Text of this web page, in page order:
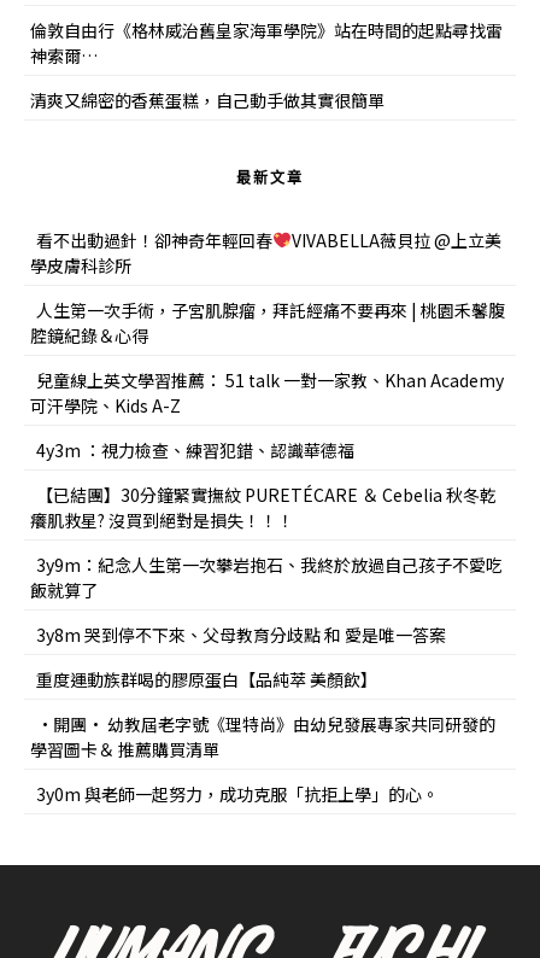
倫敦自由行《格林威治舊皇家海軍學院》站在時間的起點尋找雷
神索爾…
清爽又綿密的香蕉蛋糕，自己動手做其實很簡單
最新文章
看不出動過針！卻神奇年輕回春
VIVABELLA薇貝拉 @上立美
學皮膚科診所
人生第一次手術，子宮肌腺瘤，拜託經痛不要再來 | 桃園禾馨腹
腔鏡紀錄＆心得
兒童線上英文學習推薦： 51 talk 一對一家教、Khan Academy
可汗學院、Kids A-Z
4y3m ：視力檢查、練習犯錯、認識華德福
【已結團】30分鐘緊實撫紋 PURETÉCARE ＆ Cebelia 秋冬乾
癢肌救星? 沒買到絕對是損失！！！
3y9m：紀念人生第一次攀岩抱石、我終於放過自己孩子不愛吃
飯就算了
3y8m 哭到停不下來、父母教育分歧點 和 愛是唯一答案
重度運動族群喝的膠原蛋白【品純萃 美顏飲】
•開團• 幼教屆老字號《理特尚》由幼兒發展專家共同研發的
學習圖卡＆ 推薦購買清單
3y0m 與老師一起努力，成功克服「抗拒上學」的心。